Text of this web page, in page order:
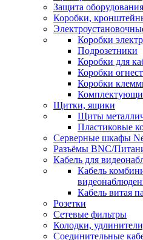
Защита оборудования
Коробки,
Коробки
Подрозетники
Коробки для
Коробки
Коробки
Щитки, ящики
Щиты
Пластиковые
Серверные шкафы
Разъёмы BNC/
Кабель для
Кабель
Кабель витая
Розетки
Сетевые фильтры
Колодки,
Соединительные